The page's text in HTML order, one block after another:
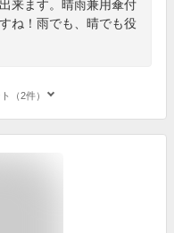
来ます。晴雨兼用傘付
ね！雨でも、晴でも役
（2件）